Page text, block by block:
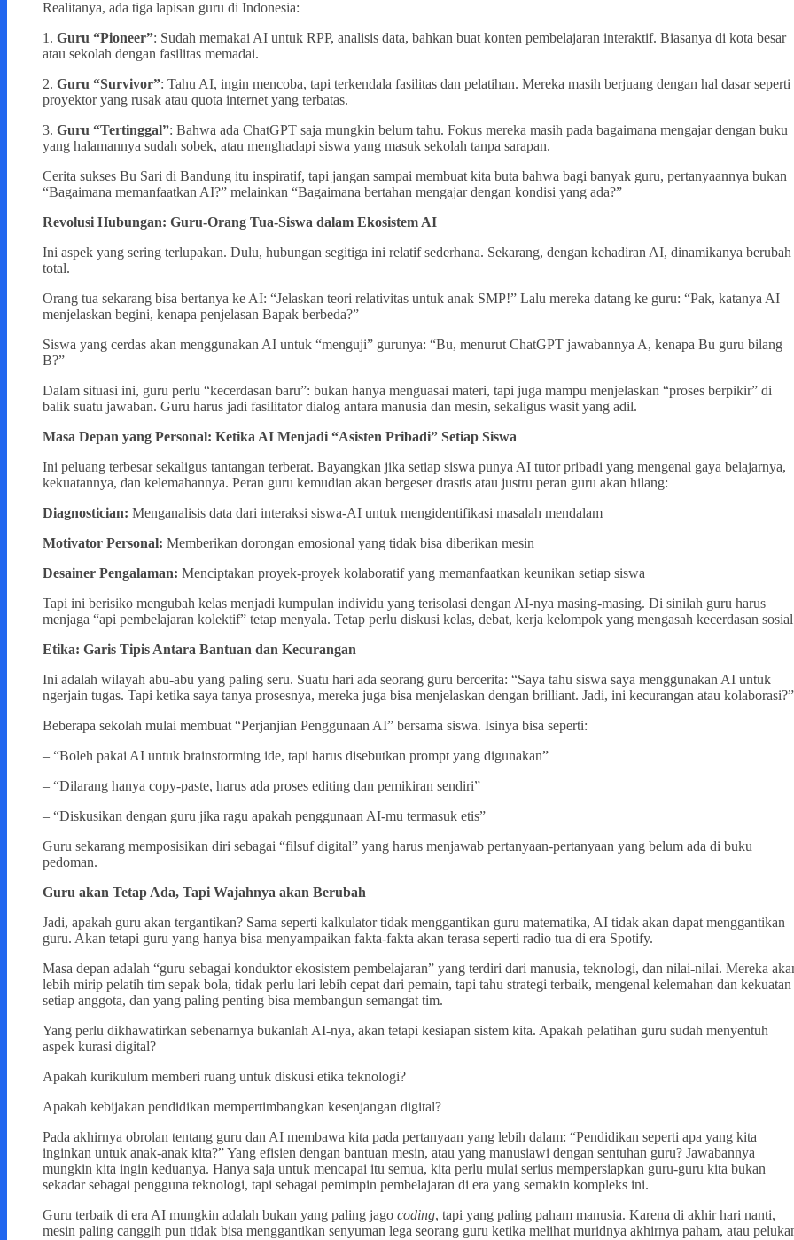
Realitanya, ada tiga lapisan guru di Indonesia:
1. Guru “Pioneer”: Sudah memakai AI untuk RPP, analisis data, bahkan buat konten pembelajaran interaktif. Biasanya di kota besar
atau sekolah dengan fasilitas memadai.
2. Guru “Survivor”: Tahu AI, ingin mencoba, tapi terkendala fasilitas dan pelatihan. Mereka masih berjuang dengan hal dasar seperti
proyektor yang rusak atau quota internet yang terbatas.
3. Guru “Tertinggal”: Bahwa ada ChatGPT saja mungkin belum tahu. Fokus mereka masih pada bagaimana mengajar dengan buku
yang halamannya sudah sobek, atau menghadapi siswa yang masuk sekolah tanpa sarapan.
Cerita sukses Bu Sari di Bandung itu inspiratif, tapi jangan sampai membuat kita buta bahwa bagi banyak guru, pertanyaannya bukan
“Bagaimana memanfaatkan AI?” melainkan “Bagaimana bertahan mengajar dengan kondisi yang ada?”
Revolusi Hubungan: Guru-Orang Tua-Siswa dalam Ekosistem AI
Ini aspek yang sering terlupakan. Dulu, hubungan segitiga ini relatif sederhana. Sekarang, dengan kehadiran AI, dinamikanya berubah
total.
Orang tua sekarang bisa bertanya ke AI: “Jelaskan teori relativitas untuk anak SMP!” Lalu mereka datang ke guru: “Pak, katanya AI
menjelaskan begini, kenapa penjelasan Bapak berbeda?”
Siswa yang cerdas akan menggunakan AI untuk “menguji” gurunya: “Bu, menurut ChatGPT jawabannya A, kenapa Bu guru bilang
B?”
Dalam situasi ini, guru perlu “kecerdasan baru”: bukan hanya menguasai materi, tapi juga mampu menjelaskan “proses berpikir” di
balik suatu jawaban. Guru harus jadi fasilitator dialog antara manusia dan mesin, sekaligus wasit yang adil.
Masa Depan yang Personal: Ketika AI Menjadi “Asisten Pribadi” Setiap Siswa
Ini peluang terbesar sekaligus tantangan terberat. Bayangkan jika setiap siswa punya AI tutor pribadi yang mengenal gaya belajarnya,
kekuatannya, dan kelemahannya. Peran guru kemudian akan bergeser drastis atau justru peran guru akan hilang:
Diagnostician: Menganalisis data dari interaksi siswa-AI untuk mengidentifikasi masalah mendalam
Motivator Personal: Memberikan dorongan emosional yang tidak bisa diberikan mesin
Desainer Pengalaman: Menciptakan proyek-proyek kolaboratif yang memanfaatkan keunikan setiap siswa
Tapi ini berisiko mengubah kelas menjadi kumpulan individu yang terisolasi dengan AI-nya masing-masing. Di sinilah guru harus
menjaga “api pembelajaran kolektif” tetap menyala. Tetap perlu diskusi kelas, debat, kerja kelompok yang mengasah kecerdasan
Etika: Garis Tipis Antara Bantuan dan Kecurangan
Ini adalah wilayah abu-abu yang paling seru. Suatu hari ada seorang guru bercerita: “Saya tahu siswa saya menggunakan AI untuk
ngerjain tugas. Tapi ketika saya tanya prosesnya, mereka juga bisa menjelaskan dengan brilliant. Jadi, ini kecurangan atau kolaborasi?”
Beberapa sekolah mulai membuat “Perjanjian Penggunaan AI” bersama siswa. Isinya bisa seperti:
– “Boleh pakai AI untuk brainstorming ide, tapi harus disebutkan prompt yang digunakan”
– “Dilarang hanya copy-paste, harus ada proses editing dan pemikiran sendiri”
– “Diskusikan dengan guru jika ragu apakah penggunaan AI-mu termasuk etis”
Guru sekarang memposisikan diri sebagai “filsuf digital” yang harus menjawab pertanyaan-pertanyaan yang belum ada di buku
pedoman.
Guru akan Tetap Ada, Tapi Wajahnya akan Berubah
Jadi, apakah guru akan tergantikan? Sama seperti kalkulator tidak menggantikan guru matematika, AI tidak akan dapat menggantikan
guru. Akan tetapi guru yang hanya bisa menyampaikan fakta-fakta akan terasa seperti radio tua di era Spotify.
Masa depan adalah “guru sebagai konduktor ekosistem pembelajaran” yang terdiri dari manusia, teknologi, dan nilai-nilai. Mereka
lebih mirip pelatih tim sepak bola, tidak perlu lari lebih cepat dari pemain, tapi tahu strategi terbaik, mengenal kelemahan dan kekuatan
setiap anggota, dan yang paling penting bisa membangun semangat tim.
Yang perlu dikhawatirkan sebenarnya bukanlah AI-nya, akan tetapi kesiapan sistem kita. Apakah pelatihan guru sudah menyentuh
aspek kurasi digital?
Apakah kurikulum memberi ruang untuk diskusi etika teknologi?
Apakah kebijakan pendidikan mempertimbangkan kesenjangan digital?
Pada akhirnya obrolan tentang guru dan AI membawa kita pada pertanyaan yang lebih dalam: “Pendidikan seperti apa yang kita
inginkan untuk anak-anak kita?” Yang efisien dengan bantuan mesin, atau yang manusiawi dengan sentuhan guru? Jawabannya
mungkin kita ingin keduanya. Hanya saja untuk mencapai itu semua, kita perlu mulai serius mempersiapkan guru-guru kita bukan
sekadar sebagai pengguna teknologi, tapi sebagai pemimpin pembelajaran di era yang semakin kompleks ini.
Guru terbaik di era AI mungkin adalah bukan yang paling jago coding, tapi yang paling paham manusia. Karena di akhir hari nanti,
mesin paling canggih pun tidak bisa menggantikan senyuman lega seorang guru ketika melihat muridnya akhirnya paham, atau